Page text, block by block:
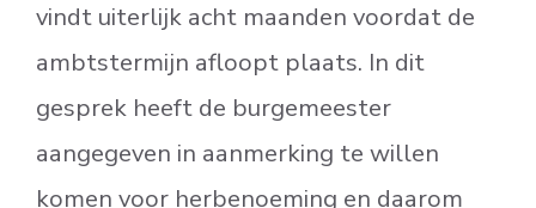
vindt uiterlijk acht maanden voordat de
ambtstermijn afloopt plaats. In dit
gesprek heeft de burgemeester
aangegeven in aanmerking te willen
komen voor herbenoeming en daarom